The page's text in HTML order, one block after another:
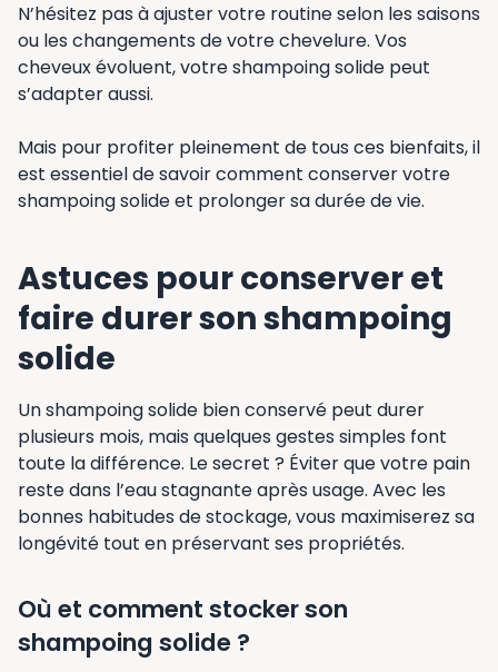
N’hésitez pas à ajuster votre routine selon les saisons
ou les changements de votre chevelure. Vos
cheveux évoluent, votre shampoing solide peut
s’adapter aussi.
Mais pour profiter pleinement de tous ces bienfaits, il
est essentiel de savoir comment conserver votre
shampoing solide et prolonger sa durée de vie.
Astuces pour conserver et
faire durer son shampoing
solide
Un shampoing solide bien conservé peut durer
plusieurs mois, mais quelques gestes simples font
toute la différence. Le secret ? Éviter que votre pain
reste dans l’eau stagnante après usage. Avec les
bonnes habitudes de stockage, vous maximiserez sa
longévité tout en préservant ses propriétés.
Où et comment stocker son
shampoing solide ?